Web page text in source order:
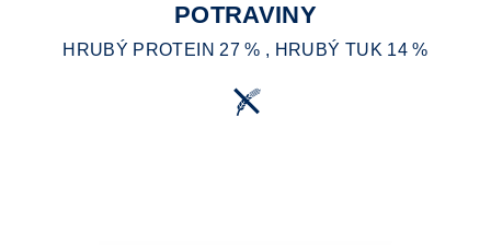
POTRAVINY
HRUBÝ PROTEIN 27 % , HRUBÝ TUK 14 %